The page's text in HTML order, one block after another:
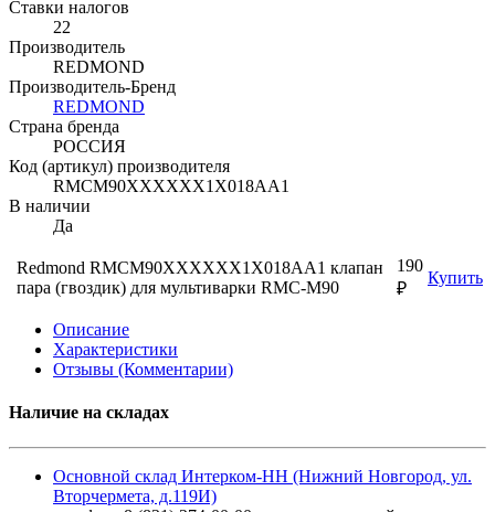
Ставки налогов
22
Производитель
REDMOND
Производитель-Бренд
REDMOND
Страна бренда
РОССИЯ
Код (артикул) производителя
RMCM90XXXXXX1X018AA1
В наличии
Да
Redmond RMCM90XXXXXX1X018AA1 клапан
пара (гвоздик) для мультиварки RMC-M90
190
₽
Купить
Описание
Характеристики
Отзывы (Комментарии)
Наличие на складах
Основной склад Интерком-НН (Нижний Новгород, ул.
Вторчермета, д.119И)